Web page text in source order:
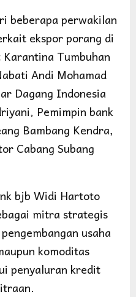
beberapa perwakilan
ekspor porang di
Tumbuhan
Andi Mohamad
Dagang Indonesia
Pemimpin bank
Bambang Kendra,
Cabang Subang
bjb Widi Hartoto
mitra strategis
usaha
komoditas
penyaluran kredit